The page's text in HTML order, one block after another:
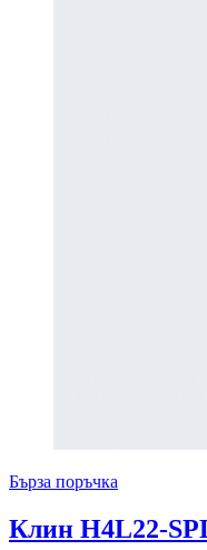
Бърза поръчка
Клин H4L22-